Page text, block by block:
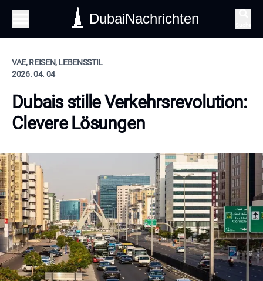
DubaiNachrichten
VAE, REISEN, LEBENSSTIL
2026. 04. 04
Dubais stille Verkehrsrevolution:
Clevere Lösungen